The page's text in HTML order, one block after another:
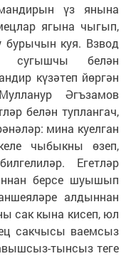
үз янына
ягына чыгып,
бурычын куя. Взвод
сугышчы белән
күзәтеп йөргән
Әгъзамов
белән туплангач,
мина куелган
чыбыкны өзеп,
Егетләр
берсе шуышып
алдыннан
сак кына кисеп, юл
сакчысы ваемсыз
тынсыз теге